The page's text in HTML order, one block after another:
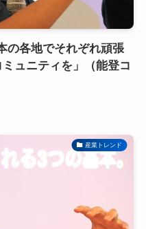
の各地でそれぞれ頑張
ュニティを」（能登コ
産業トレンド